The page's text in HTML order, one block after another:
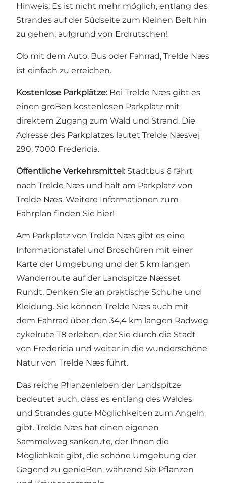
Hinweis: Es ist nicht mehr möglich, entlang des
Strandes auf der Südseite zum Kleinen Belt hin
zu gehen, aufgrund von Erdrutschen!
Ob mit dem Auto, Bus oder Fahrrad, Trelde Næs
ist einfach zu erreichen.
Kostenlose Parkplätze: Bei Trelde Næs gibt es
einen groBen kostenlosen Parkplatz mit
direktem Zugang zum Wald und Strand. Die
Adresse des Parkplatzes lautet Trelde Næsvej
290, 7000 Fredericia.
Öffentliche Verkehrsmittel: Stadtbus 6 fährt
nach Trelde Næs und hält am Parkplatz von
Trelde Næs. Weitere Informationen zum
Fahrplan finden Sie hier!
Am Parkplatz von Trelde Næs gibt es eine
Informationstafel und Broschüren mit einer
Karte der Umgebung und der 5 km langen
Wanderroute auf der Landspitze Næsset
Rundt. Denken Sie an praktische Schuhe und
Kleidung. Sie können Trelde Næs auch mit
dem Fahrrad über den 34,4 km langen Radweg
cykelrute T8 erleben, der Sie durch die Stadt
von Fredericia und weiter in die wunderschöne
Natur von Trelde Næs führt.
Das reiche Pflanzenleben der Landspitze
bedeutet auch, dass es entlang des Waldes
und Strandes gute Möglichkeiten zum Angeln
gibt. Trelde Næs hat einen eigenen
Sammelweg sankerute, der Ihnen die
Möglichkeit gibt, die schöne Umgebung der
Gegend zu genieBen, während Sie Pflanzen